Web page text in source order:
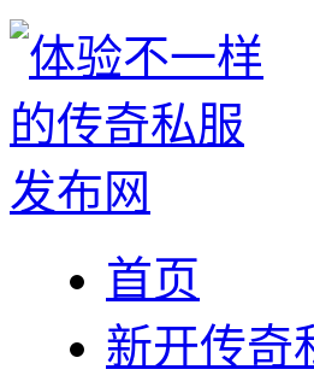
首页
新开传奇